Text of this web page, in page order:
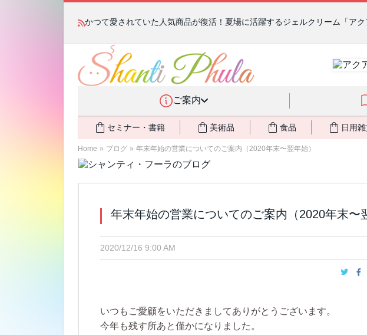
かつて愛されていた人気商品が復活！夏場に活躍するジェルクリーム「ア
ご案内
セミナー・書籍 美術品 食品 日用
Home » ブログ » 年末年始の営業についてのご案内（2020年末〜翌年始）
年末年始の営業についてのご案内（2020年末〜
2020/12/16 9:00 AM
いつもご愛顧をいただきましてありがとうございます。
今年も残す所あと僅かになりました。